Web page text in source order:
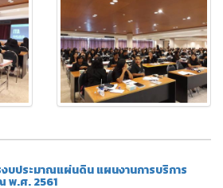
บประมาณแผ่นดิน แผนงานการบริการ
พ.ศ. 2561